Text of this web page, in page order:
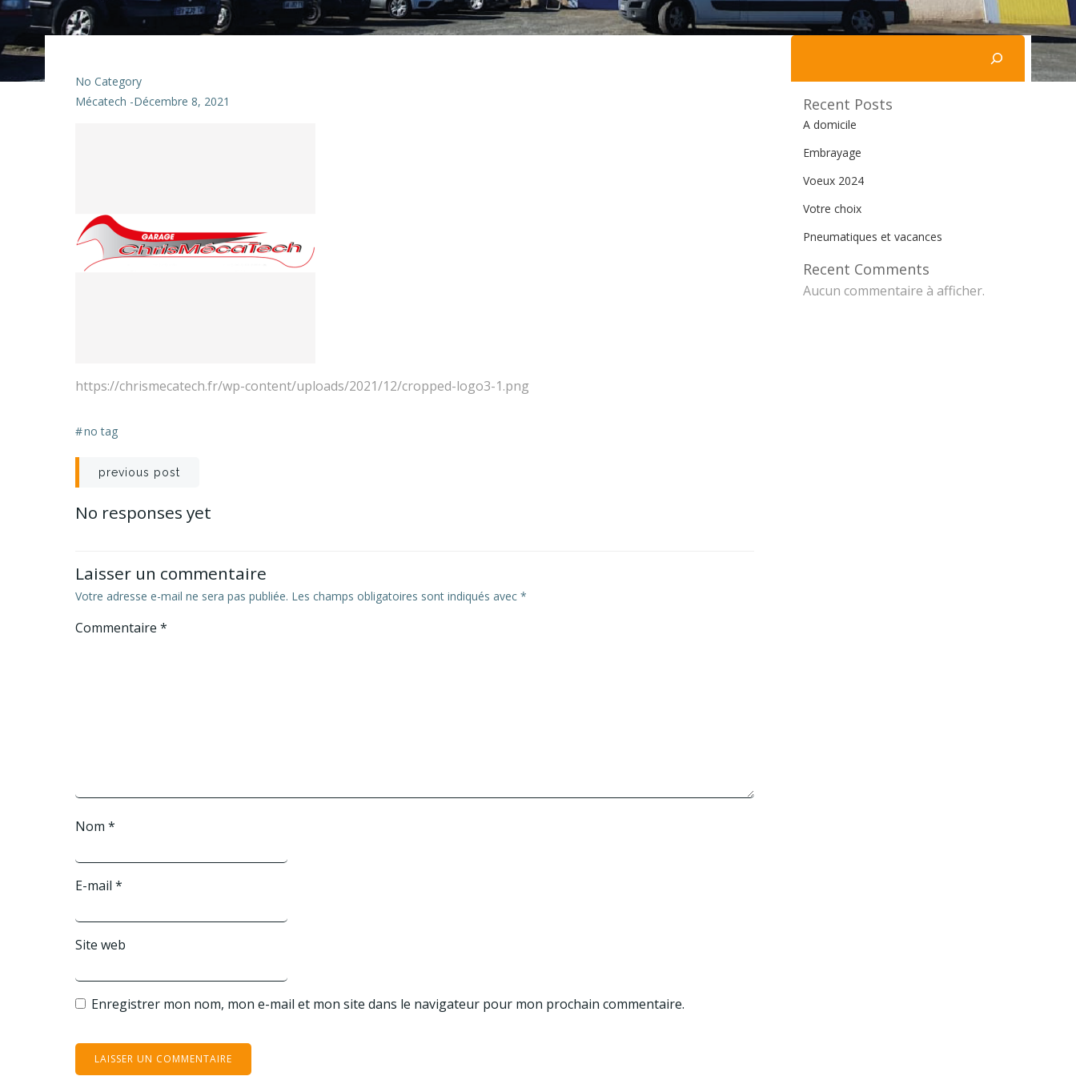
No Category
Mécatech -Décembre 8, 2021
https://chrismecatech.fr/wp-content/uploads/2021/12/cropped-logo3-1.png
#no tag
Navigation
de
previous post
No responses yet
Laisser un commentaire
Votre adresse e-mail ne sera pas publiée. Les champs obligatoires sont indiqués avec *
Commentaire *
Nom *
E-mail *
Site web
Enregistrer mon nom, mon e-mail et mon site dans le navigateur pour mon prochain commentaire.
Rechercher
Recent Posts
A domicile
Embrayage
Voeux 2024
Votre choix
Pneumatiques et vacances
Recent Comments
Aucun commentaire à afficher.